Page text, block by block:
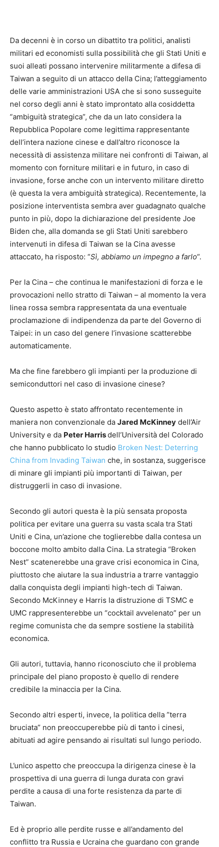
Da decenni è in corso un dibattito tra politici, analisti
militari ed economisti sulla possibilità che gli Stati Uniti e
suoi alleati possano intervenire militarmente a difesa di
Taiwan a seguito di un attacco della Cina; l’atteggiamento
delle varie amministrazioni USA che si sono susseguite
nel corso degli anni è stato improntato alla cosiddetta
“ambiguità strategica”, che da un lato considera la
Repubblica Popolare come legittima rappresentante
dell’intera nazione cinese e dall’altro riconosce la
necessità di assistenza militare nei confronti di Taiwan, al
momento con forniture militari e in futuro, in caso di
invasione, forse anche con un intervento militare diretto
(è questa la vera ambiguità strategica). Recentemente, la
posizione interventista sembra aver guadagnato qualche
punto in più, dopo la dichiarazione del presidente Joe
Biden che, alla domanda se gli Stati Uniti sarebbero
intervenuti in difesa di Taiwan se la Cina avesse
attaccato, ha risposto: “Sì, abbiamo un impegno a farlo“.
Per la Cina – che continua le manifestazioni di forza e le
provocazioni nello stratto di Taiwan – al momento la vera
linea rossa sembra rappresentata da una eventuale
proclamazione di indipendenza da parte del Governo di
Taipei: in un caso del genere l’invasione scatterebbe
automaticamente.
Ma che fine farebbero gli impianti per la produzione di
semiconduttori nel caso di invasione cinese?
Questo aspetto è stato affrontato recentemente in
maniera non convenzionale da Jared McKinney dell’Air
University e da Peter Harrisdell’Università del Colorado
che hanno pubblicato lo studio Broken Nest: Deterring
China from Invading Taiwan che, in sostanza, suggerisce
di minare gli impianti più importanti di Taiwan, per
distruggerli in caso di invasione.
Secondo gli autori questa è la più sensata proposta
politica per evitare una guerra su vasta scala tra Stati
Uniti e Cina, un’azione che toglierebbe dalla contesa un
boccone molto ambito dalla Cina. La strategia “Broken
Nest” scatenerebbe una grave crisi economica in Cina,
piuttosto che aiutare la sua industria a trarre vantaggio
dalla conquista degli impianti high-tech di Taiwan.
Secondo McKinney e Harris la distruzione di TSMC e
UMC rappresenterebbe un “cocktail avvelenato” per un
regime comunista che da sempre sostiene la stabilità
economica.
Gli autori, tuttavia, hanno riconosciuto che il problema
principale del piano proposto è quello di rendere
credibile la minaccia per la Cina.
Secondo altri esperti, invece, la politica della ”terra
bruciata” non preoccuperebbe più di tanto i cinesi,
abituati ad agire pensando ai risultati sul lungo periodo.
L’unico aspetto che preoccupa la dirigenza cinese è la
prospettiva di una guerra di lunga durata con gravi
perdite a causa di una forte resistenza da parte di
Taiwan.
Ed è proprio alle perdite russe e all’andamento del
conflitto tra Russia e Ucraina che guardano con grande